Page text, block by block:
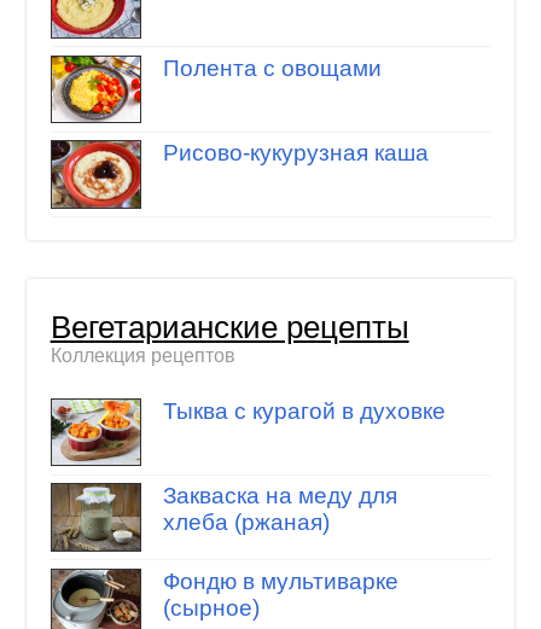
Полента с овощами
Рисово-кукурузная каша
Вегетарианские рецепты
Коллекция рецептов
Тыква с курагой в духовке
Закваска на меду для
хлеба (ржаная)
Фондю в мультиварке
(сырное)